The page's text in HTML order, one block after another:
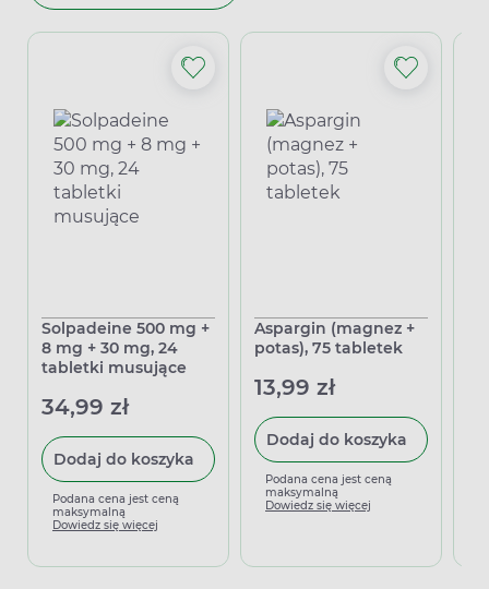
Solpadeine 500 mg +
8 mg + 30 mg, 24
tabletki musujące
34,99 zł
Dodaj do koszyka
Podana cena jest ceną
maksymalną
Dowiedz się więcej
Aspargin (magnez +
potas), 75 tabletek
13,99 zł
Dodaj do koszyka
Podana cena jest ceną
maksymalną
Dowiedz się więcej